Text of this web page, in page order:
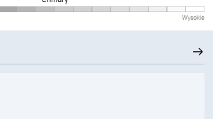
Wysokie